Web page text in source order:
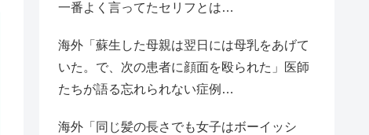
一番よく言ってたセリフとは…
海外「蘇生した母親は翌日には母乳をあげて
いた。で、次の患者に顔面を殴られた」医師
たちが語る忘れられない症例…
海外「同じ髪の長さでも女子はボーイッシ